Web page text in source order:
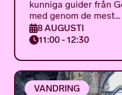
kunniga guider från
med genom de mest...
8 AUGUSTI
11:00 - 12:30
VANDRING